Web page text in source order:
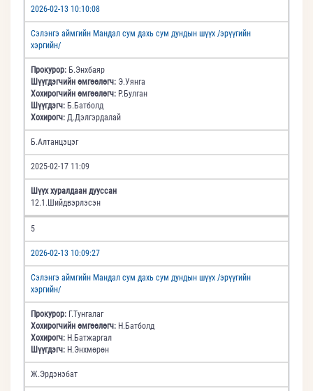
2026-02-13 10:10:08
Сэлэнгэ аймгийн Мандал сум дахь сум дундын шүүх /эрүүгийн
хэргийн/
Прокурор: Б.Энхбаяр
Шүүгдэгчийн өмгөөлөгч: Э.Уянга
Хохирогчийн өмгөөлөгч: Р.Булган
Шүүгдэгч: Б.Батболд
Хохирогч: Д.Дэлгэрдалай
Б.Алтанцэцэг
2025-02-17 11:09
Шүүх хуралдаан дууссан
12.1.Шийдвэрлэсэн
5
2026-02-13 10:09:27
Сэлэнгэ аймгийн Мандал сум дахь сум дундын шүүх /эрүүгийн
хэргийн/
Прокурор: Г.Тунгалаг
Хохирогчийн өмгөөлөгч: Н.Батболд
Хохирогч: Н.Батжаргал
Шүүгдэгч: Н.Энхмөрөн
Ж.Эрдэнэбат